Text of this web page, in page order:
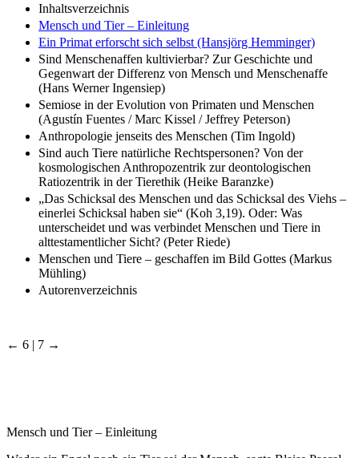
Inhaltsverzeichnis
Mensch und Tier – Einleitung
Ein Primat erforscht sich selbst (Hansjörg Hemminger)
Sind Menschenaffen kultivierbar? Zur Geschichte und
Gegenwart der Differenz von Mensch und Menschenaffe
(Hans Werner Ingensiep)
Semiose in der Evolution von Primaten und Menschen
(Agustín Fuentes / Marc Kissel / Jeffrey Peterson)
Anthropologie jenseits des Menschen (Tim Ingold)
Sind auch Tiere natürliche Rechtspersonen? Von der
kosmologischen Anthropozentrik zur deontologischen
Ratiozentrik in der Tierethik (Heike Baranzke)
„Das Schicksal des Menschen und das Schicksal des Viehs –
einerlei Schicksal haben sie“ (Koh 3,19). Oder: Was
unterscheidet und was verbindet Menschen und Tiere in
alttestamentlicher Sicht? (Peter Riede)
Menschen und Tiere – geschaffen im Bild Gottes (Markus
Mühling)
Autorenverzeichnis
← 6 | 7 →
Mensch und Tier – Einleitung